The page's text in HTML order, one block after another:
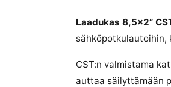
Laadukas 8,5×2”
sähköpotkulautoihin,
CST:n valmistama
auttaa säilyttämään